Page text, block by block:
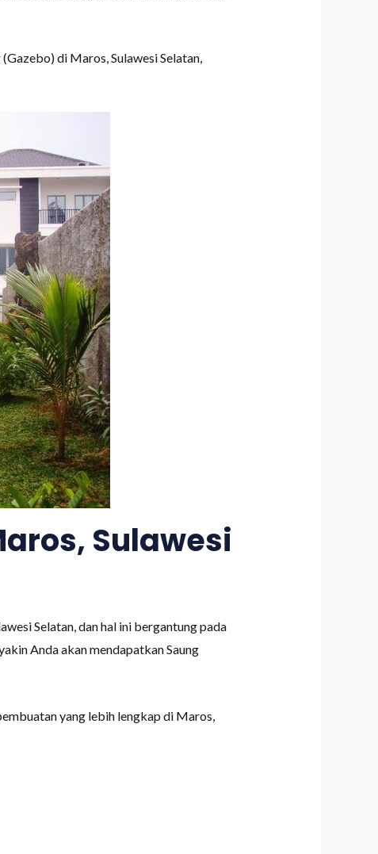
di Maros, Sulawesi Selatan,
Sulawesi
Selatan, dan hal ini bergantung pada
Anda akan mendapatkan Saung
yang lebih lengkap di Maros,